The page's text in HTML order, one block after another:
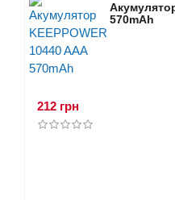
570mAh
212 грн